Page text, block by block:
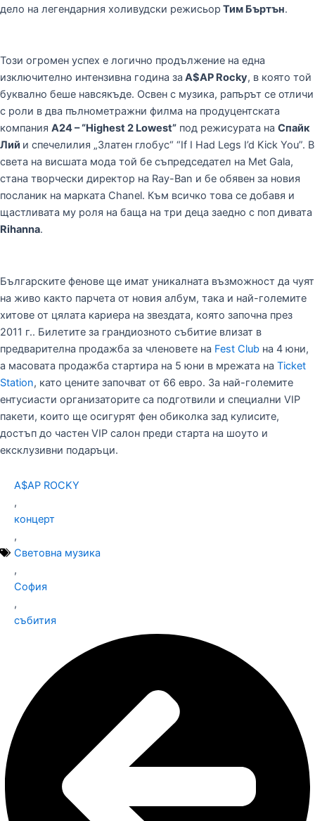
дело на легендарния холивудски режисьор Тим Бъртън.
Този огромен успех е логично продължение на една
изключително интензивна година за A$AP Rocky, в която той
буквално беше навсякъде. Освен с музика, рапърът се отличи
с роли в два пълнометражни филма на продуцентската
компания A24 – “Highest 2 Lowest” под режисурата на Спайк
Лий и спечелилия „Златен глобус“ “If I Had Legs I’d Kick You”. В
света на висшата мода той бе съпредседател на Met Gala,
стана творчески директор на Ray-Ban и бе обявен за новия
посланик на марката Chanel. Към всичко това се добавя и
щастливата му роля на баща на три деца заедно с поп дивата
Rihanna.
Българските фенове ще имат уникалната възможност да чуят
на живо както парчета от новия албум, така и най-големите
хитове от цялата кариера на звездата, която започна през
2011 г.. Билетите за грандиозното събитие влизат в
предварителна продажба за членовете на Fest Club на 4 юни,
а масовата продажба стартира на 5 юни в мрежата на Ticket
Station, като цените започват от 66 евро. За най-големите
ентусиасти организаторите са подготвили и специални VIP
пакети, които ще осигурят фен обиколка зад кулисите,
достъп до частен VIP салон преди старта на шоуто и
ексклузивни подаръци.
A$AP ROCKY
,
концерт
,
Световна музика
,
София
,
събития